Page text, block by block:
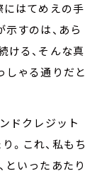
にはてめえの手
すのは、あら
ける、そんな真
しゃる通りだと
ドクレジット
。これ、私もち
といったあたり